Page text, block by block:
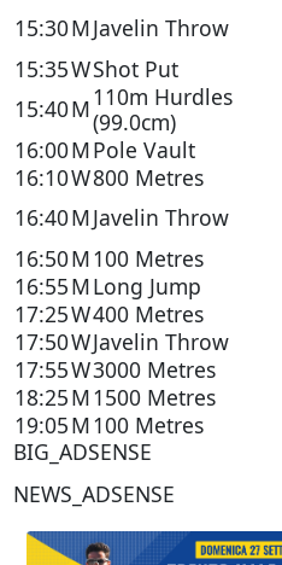
15:30MJavelin Throw
15:35WShot Put
15:40M110m Hurdles
(99.0cm)
16:00MPole Vault
16:10W800 Metres
16:40MJavelin Throw
16:50M100 Metres
16:55MLong Jump
17:25W400 Metres
17:50WJavelin Throw
17:55W3000 Metres
18:25M1500 Metres
19:05M100 Metres
BIG_ADSENSE
NEWS_ADSENSE